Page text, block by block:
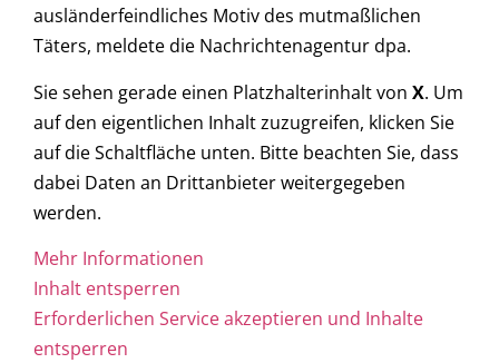
ausländerfeindliches Motiv des mutmaßlichen
Täters, meldete die Nachrichtenagentur dpa.
Sie sehen gerade einen Platzhalterinhalt von X. Um
auf den eigentlichen Inhalt zuzugreifen, klicken Sie
auf die Schaltfläche unten. Bitte beachten Sie, dass
dabei Daten an Drittanbieter weitergegeben
werden.
Mehr Informationen
Inhalt entsperren
Erforderlichen Service akzeptieren und Inhalte
entsperren